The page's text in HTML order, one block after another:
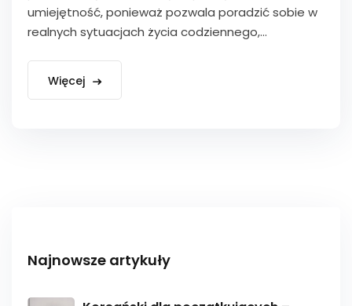
umiejętność, ponieważ pozwala poradzić sobie w
realnych sytuacjach życia codziennego,...
Więcej
Najnowsze artykuły